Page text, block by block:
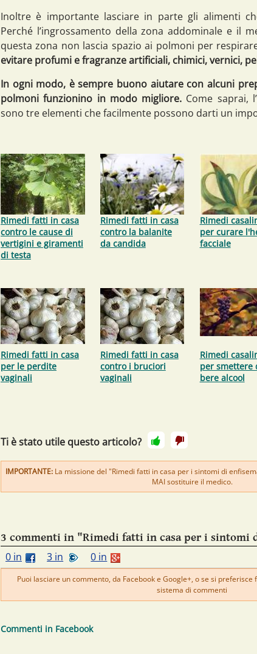
Inoltre è importante lasciare in parte gli alimenti
Perché l’ingrossamento della zona addominale e il
questa zona non lascia spazio ai polmoni per
evitare profumi e fragranze artificiali, chimici, vernici,
In ogni modo, è sempre buono aiutare con alcuni
polmoni funzionino in modo migliore. Come saprai,
sono tre elementi che facilmente possono darti un
Rimedi fatti in casa
contro le cause di
vertigini e giramenti
di testa
Rimedi fatti in casa
contro la balanite
da candida
Rimedi
per curare
facciale
Rimedi fatti in casa
per le perdite
vaginali
Rimedi fatti in casa
contro i bruciori
vaginali
Rimedi
per smettere
bere alcool
Ti è stato utile questo articolo?
IMPORTANTE: La missione del "Rimedi fatti in casa per i sintomi di
MAI sostituire il medico.
3 commenti in "Rimedi fatti in casa per i sintomi
0 in
3 in 0 in
Puoi lasciare un commento, da Facebook e Google+, o se si
sistema di commenti
Commenti in Facebook